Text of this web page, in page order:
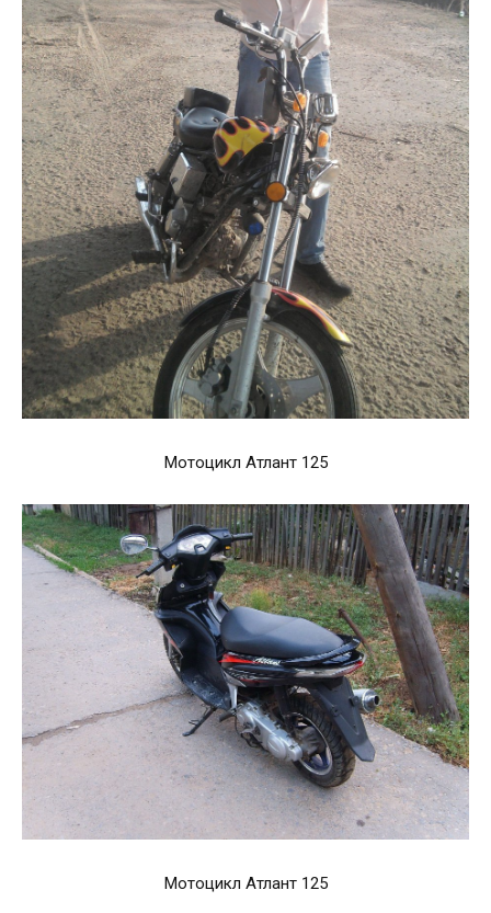
Мотоцикл Атлант 125
Мотоцикл Атлант 125